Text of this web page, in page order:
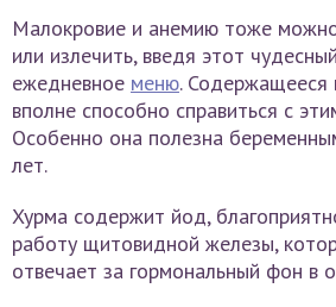
Малокровие и анемию тоже
или излечить, введя этот
ежедневное меню. Содержащееся
вполне способно справиться с
Особенно она полезна
лет.
Хурма содержит йод,
работу щитовидной железы,
отвечает за гормональный фон в